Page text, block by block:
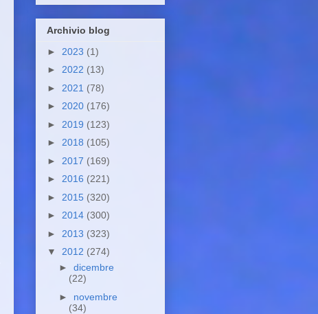
Archivio blog
► 2023 (1)
► 2022 (13)
► 2021 (78)
► 2020 (176)
► 2019 (123)
► 2018 (105)
► 2017 (169)
► 2016 (221)
► 2015 (320)
► 2014 (300)
► 2013 (323)
▼ 2012 (274)
► dicembre
(22)
► novembre
(34)